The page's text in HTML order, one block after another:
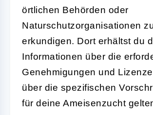
örtlichen Behörden oder
Naturschutzorganisationen
erkundigen. Dort erhältst du
Informationen über die
Genehmigungen und
über die spezifischen
für deine Ameisenzucht